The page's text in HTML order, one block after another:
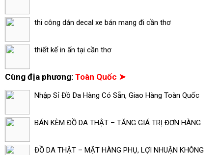
thi công dán decal xe bán mang đi cần thơ
thiết kế in ấn tại cần thơ
Cùng địa phương: Toàn Quốc ➤
Nhập Sỉ Đồ Da Hàng Có Sẵn, Giao Hàng Toàn Quốc
BÁN KÈM ĐỒ DA THẬT – TĂNG GIÁ TRỊ ĐƠN HÀNG
ĐỒ DA THẬT – MẶT HÀNG PHỤ, LỢI NHUẬN KHÔNG